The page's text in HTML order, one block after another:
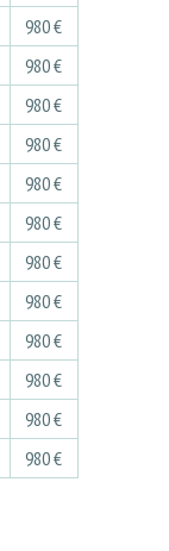
980 €
980 €
980 €
980 €
980 €
980 €
980 €
980 €
980 €
980 €
980 €
980 €